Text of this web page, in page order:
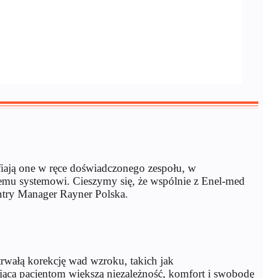
one w ręce doświadczonego zespołu, w
systemowi. Cieszymy się, że wspólnie z Enel-med
Manager Rayner Polska.
korekcję wad wzroku, takich jak
pacjentom większą niezależność, komfort i swobodę